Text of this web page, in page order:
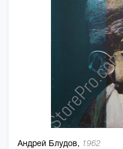
Андрей Блудов, 1962